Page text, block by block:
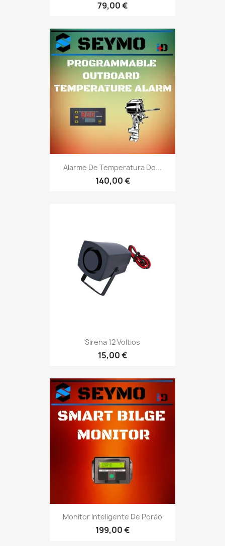
79,00 €
Alarme De Temperatura Do...
140,00 €
Sirena 12 Voltios
15,00 €
Monitor Inteligente De Porão
199,00 €